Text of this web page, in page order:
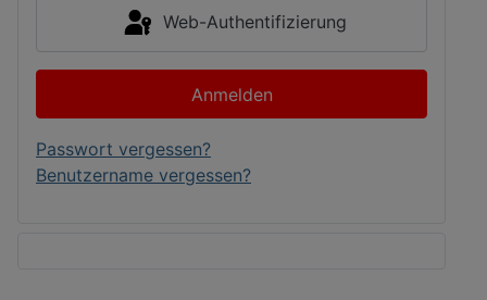
Web-Authentifizierung
Anmelden
Passwort vergessen?
Benutzername vergessen?